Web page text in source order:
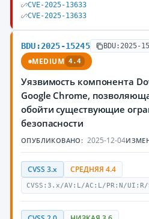
CVE-2025-13633
CVE-2025-13633
BDU:2025-15245 BDU:2025-
MEDIUM 4.4
Уязвимость компонента
Google Chrome,
обойти существующие
безопасности
ОПУБЛИКОВАНО: 2025-12-04
CVSS 3.x СРЕДНЯЯ 4.4
CVSS:3.x/AV:L/AC:L/PR:N/